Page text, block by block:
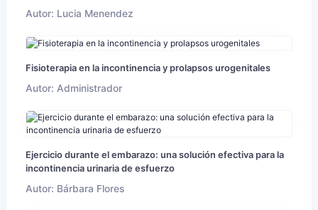
Autor: Lucia Menendez
Fisioterapia en la incontinencia y prolapsos urogenitales
Autor: Administrador
Ejercicio durante el embarazo: una solución efectiva para la
incontinencia urinaria de esfuerzo
Autor: Bárbara Flores